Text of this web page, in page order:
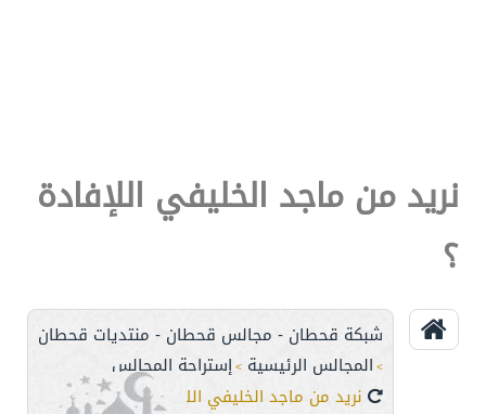
نريد من ماجد الخليفي اللإفادة
؟
شبكة قحطان - مجالس قحطان - منتديات قحطان
> المجالس الرئيسية >إستراحة المجالس
نريد من ماجد الخليفي اللإفادة ؟